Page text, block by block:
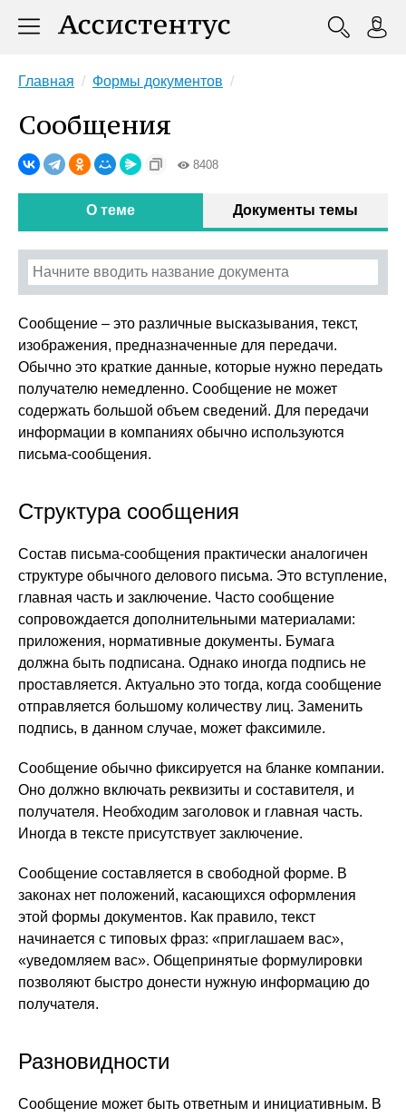
Главная Формы документов
Сообщения
8408
О теме Документы темы
Сообщение – это различные высказывания, текст,
изображения, предназначенные для передачи.
Обычно это краткие данные, которые нужно передать
получателю немедленно. Сообщение не может
содержать большой объем сведений. Для передачи
информации в компаниях обычно используются
письма-сообщения.
Структура сообщения
Состав письма-сообщения практически аналогичен
структуре обычного делового письма. Это вступление,
главная часть и заключение. Часто сообщение
сопровождается дополнительными материалами:
приложения, нормативные документы. Бумага
должна быть подписана. Однако иногда подпись не
проставляется. Актуально это тогда, когда сообщение
отправляется большому количеству лиц. Заменить
подпись, в данном случае, может факсимиле.
Сообщение обычно фиксируется на бланке компании.
Оно должно включать реквизиты и составителя, и
получателя. Необходим заголовок и главная часть.
Иногда в тексте присутствует заключение.
Сообщение составляется в свободной форме. В
законах нет положений, касающихся оформления
этой формы документов. Как правило, текст
начинается с типовых фраз: «приглашаем вас»,
«уведомляем вас». Общепринятые формулировки
позволяют быстро донести нужную информацию до
получателя.
Разновидности
Сообщение может быть ответным и инициативным. В